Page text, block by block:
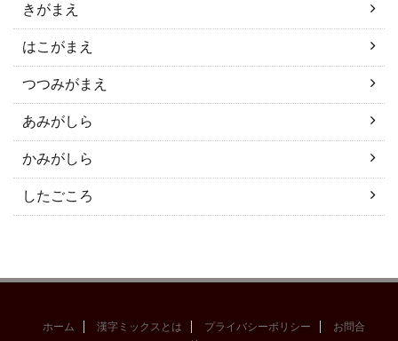
きがまえ
はこがまえ
つつみがまえ
あみがしら
かみがしら
したごころ
ホーム 漢字ミックスとは プライバシーポリシー
お問合